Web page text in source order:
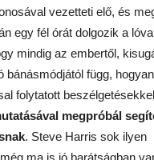
vezetteti elő, és
egy fél órát dolgozik a
mindig az embertől,
bánásmódjától függ,
folytatott
megpróbál
. Steve Harris sok ilyen
ma is jó barátságban